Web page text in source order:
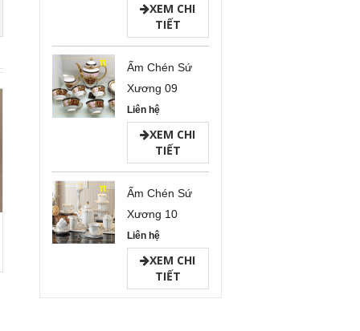
XEM CHI
TIẾT
Ấm Chén Sứ
Xương 09
Liên hệ
XEM CHI
TIẾT
Ấm Chén Sứ
Xương 10
Liên hệ
XEM CHI
TIẾT